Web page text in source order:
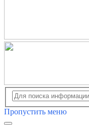
Пропустить меню